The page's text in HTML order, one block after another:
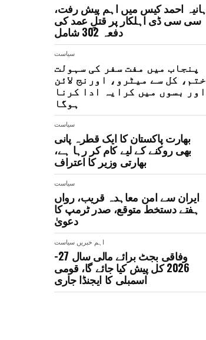
ہانیہ احمد کیس میں اہم پیش رفت،
سی سی ڈی اہلکار پر قتلِ عمد کی
دفعہ 302 شامل
سیاست
پنجاب میں مفت سفر کی سہولت
ختم، کل سے میٹرو، اورنج لائن
اور بسوں میں کرایہ ادا کرنا
ہوگا
سیاست
بھارت پاکستان کا ایک قطرہ پانی
بھی روکنے کے لیے کام کر رہا ہے،
بھارتی وزیر کا اعتراف
سیاست
ایران سے امن معاہدہ قریب، رواں
ہفتے دستخط متوقع، صدر ٹرمپ کا
دعویٰ
اہم خبریں سیاست
وفاقی بجٹ برائے مالی سال 27-
2026 کل پیش کیا جائے گا، قومی
اسمبلی کا ایجنڈا جاری